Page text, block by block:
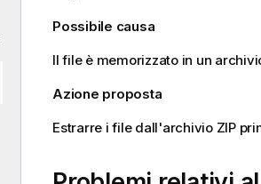
Possibile causa
Il file è memorizzato in un
Azione proposta
Estrarre i file dall'archivio ZIP